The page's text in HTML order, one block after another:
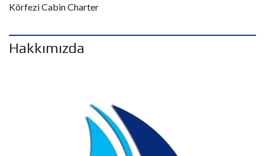
Körfezi Cabin Charter
Hakkımızda